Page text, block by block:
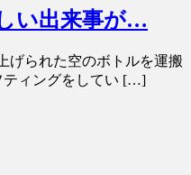
い出来事が…
げられた空のボトルを運搬
ティングをしてい […]